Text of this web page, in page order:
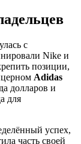
с
Nike и
позиции,
Adidas
долларов и
для
успех,
часть своей